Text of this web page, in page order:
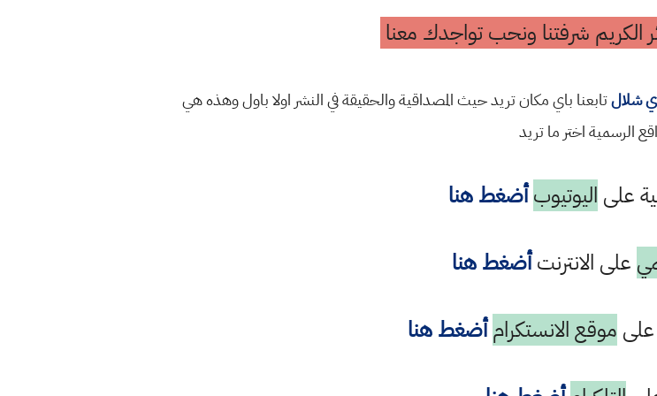
الكريم شرفتنا ونحب تواجدك معنا
شلالتابعنا باي مكان تريد حيث المصداقية والحقيقة في النشر اولا باول وهذه هي
الرسمية اختر ما تريد
على اليوتيوب أضغط هنا
على الانترنتأضغط هنا
موقع الانستكرام أضغط هنا